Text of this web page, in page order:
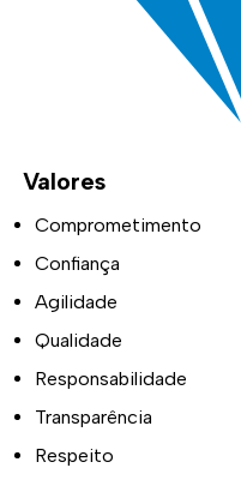
Valores
Comprometimento
Confiança
Agilidade
Qualidade
Responsabilidade
Transparência
Respeito